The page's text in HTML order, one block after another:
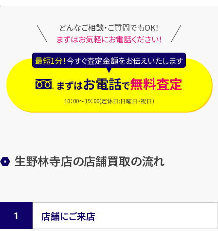
どんなご相談・ご質問でもOK！
まずはお気軽にお電話ください！
最短1分！今すぐ査定金額をお伝えいたします
まずはお電話で無料査定
10：00～19：00(定休日:日曜日・祝日)
生野林寺店の店舗買取の流れ
店舗にご来店